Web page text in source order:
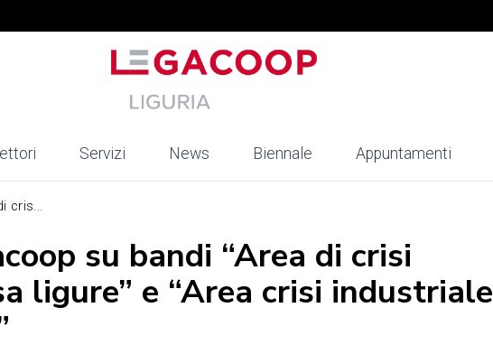
Servizi News Biennale Appuntamenti
cris...
su bandi “Area di crisi
ligure” e “Area crisi industriale